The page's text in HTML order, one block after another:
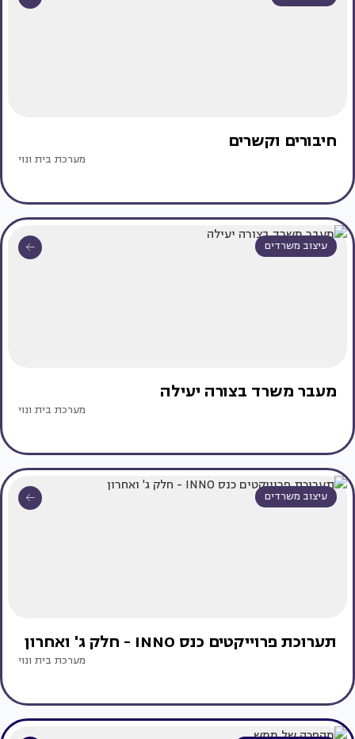
חיבורים וקשרים
מערכת בית ונוי
עיצוב משרדים
מעבר משרד בצורה יעילה
מערכת בית ונוי
עיצוב משרדים
תערוכת פרוייקטים כנס INNO - חלק ג' ואחרון
מערכת בית ונוי